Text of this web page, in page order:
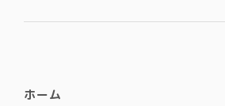
ホーム